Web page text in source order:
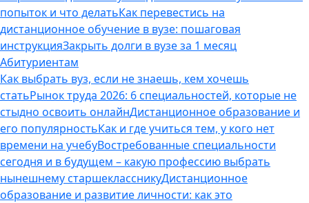
попыток и что делатьКак перевестись на
дистанционное обучение в вузе: пошаговая
инструкцияЗакрыть долги в вузе за 1 месяц
Абитуриентам
Как выбрать вуз, если не знаешь, кем хочешь
статьРынок труда 2026: 6 специальностей, которые не
стыдно освоить онлайнДистанционное образование и
его популярностьКак и где учиться тем, у кого нет
времени на учебуВостребованные специальности
сегодня и в будущем – какую профессию выбрать
нынешнему старшеклассникуДистанционное
образование и развитие личности: как это